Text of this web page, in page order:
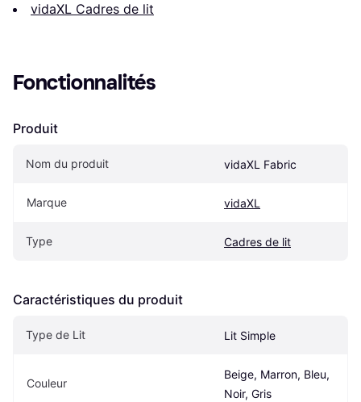
vidaXL Cadres de lit
Fonctionnalités
Produit
Nom du produit vidaXL Fabric
Marque vidaXL
Type Cadres de lit
Caractéristiques du produit
Type de Lit Lit Simple
Couleur
Beige, Marron, Bleu,
Noir, Gris